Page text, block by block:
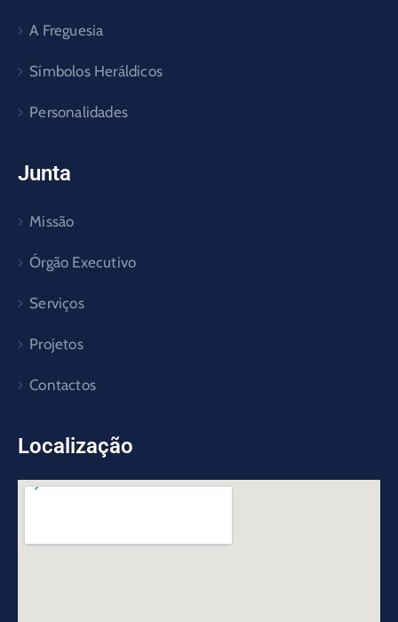
A Freguesia
Símbolos Heráldicos
Personalidades
Junta
Missão
Órgão Executivo
Serviços
Projetos
Contactos
Localização